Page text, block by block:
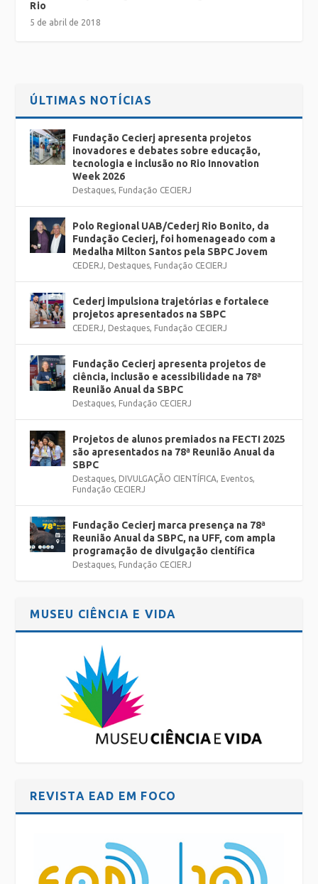
Rio
5 de abril de 2018
ÚLTIMAS NOTÍCIAS
Fundação Cecierj apresenta projetos
inovadores e debates sobre educação,
tecnologia e inclusão no Rio Innovation
Week 2026
Destaques, Fundação CECIERJ
Polo Regional UAB/Cederj Rio Bonito, da
Fundação Cecierj, foi homenageado com a
Medalha Milton Santos pela SBPC Jovem
CEDERJ, Destaques, Fundação CECIERJ
Cederj impulsiona trajetórias e fortalece
projetos apresentados na SBPC
CEDERJ, Destaques, Fundação CECIERJ
Fundação Cecierj apresenta projetos de
ciência, inclusão e acessibilidade na 78ª
Reunião Anual da SBPC
Destaques, Fundação CECIERJ
Projetos de alunos premiados na FECTI 2025
são apresentados na 78ª Reunião Anual da
SBPC
Destaques, DIVULGAÇÃO CIENTÍFICA, Eventos,
Fundação CECIERJ
Fundação Cecierj marca presença na 78ª
Reunião Anual da SBPC, na UFF, com ampla
programação de divulgação científica
Destaques, Fundação CECIERJ
MUSEU CIÊNCIA E VIDA
REVISTA EAD EM FOCO